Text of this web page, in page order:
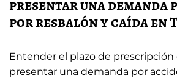
presentar una demanda
por resbalón y caída en
Entender el plazo de prescripción
presentar una demanda por